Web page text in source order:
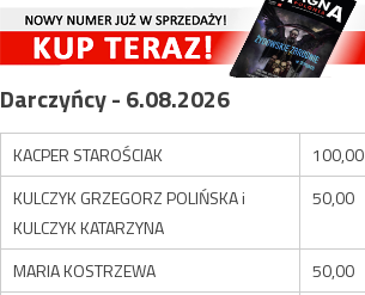
Darczyńcy - 6.08.2026
KACPER STAROŚCIAK
100,00
KULCZYK GRZEGORZ POLIŃSKA i
KULCZYK KATARZYNA
50,00
MARIA KOSTRZEWA 50,00